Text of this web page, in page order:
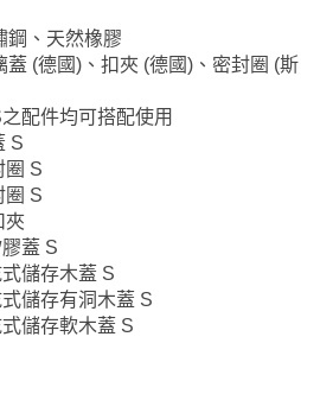
、天然橡膠
(德國)、扣夾 (德國)、密封圈 (斯
配件均可搭配使用
S
圈 S
圈 S
夾
蓋 S
儲存木蓋 S
儲存有洞木蓋 S
儲存軟木蓋 S